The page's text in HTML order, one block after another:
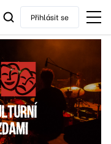
Přihlásit se